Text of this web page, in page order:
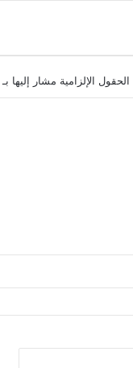
الحقول الإلزامية مشار إليها بـ